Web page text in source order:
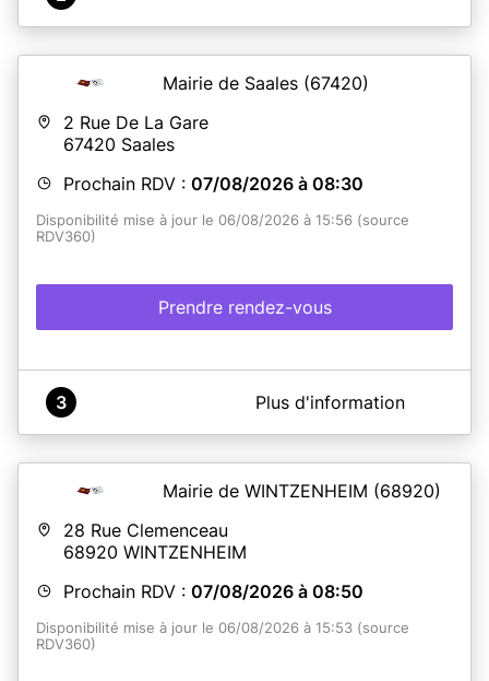
Mairie de Saales (67420)
2 Rue De La Gare
67420 Saales
Prochain RDV : 07/08/2026 à 08:30
Disponibilité mise à jour le 06/08/2026 à 15:56 (source
RDV360)
Prendre rendez-vous
A propos de France Services Saales
3 Plus d'information
Mairie de WINTZENHEIM (68920)
28 Rue Clemenceau
68920 WINTZENHEIM
Prochain RDV : 07/08/2026 à 08:50
Disponibilité mise à jour le 06/08/2026 à 15:53 (source
RDV360)